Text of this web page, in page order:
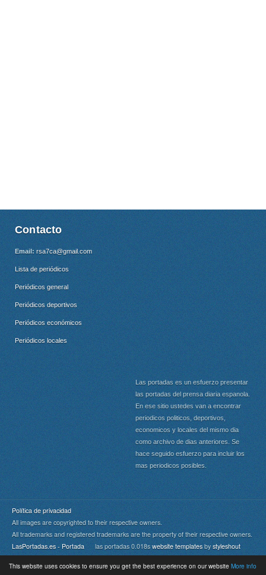
This website uses cookies to ensure you get the best experience on our website More info
Contacto
Email: rsa7ca@gmail.com
Lista de periódicos
Periódicos general
Periódicos deportivos
Periódicos económicos
Periódicos locales
Las portadas es un esfuerzo presentar
las portadas del prensa diaria espanola.
En ese sitio ustedes van a encontrar
periodicos politicos, deportivos,
economicos y locales del mismo dia
como archivo de dias anteriores. Se
hace seguido esfuerzo para incluir los
mas periodicos posibles.
Política de privacidad
All images are copyrighted to their respective owners.
All trademarks and registered trademarks are the property of their respective owners.
LasPortadas.es - Portada las portadas 0.018s website templates by styleshout